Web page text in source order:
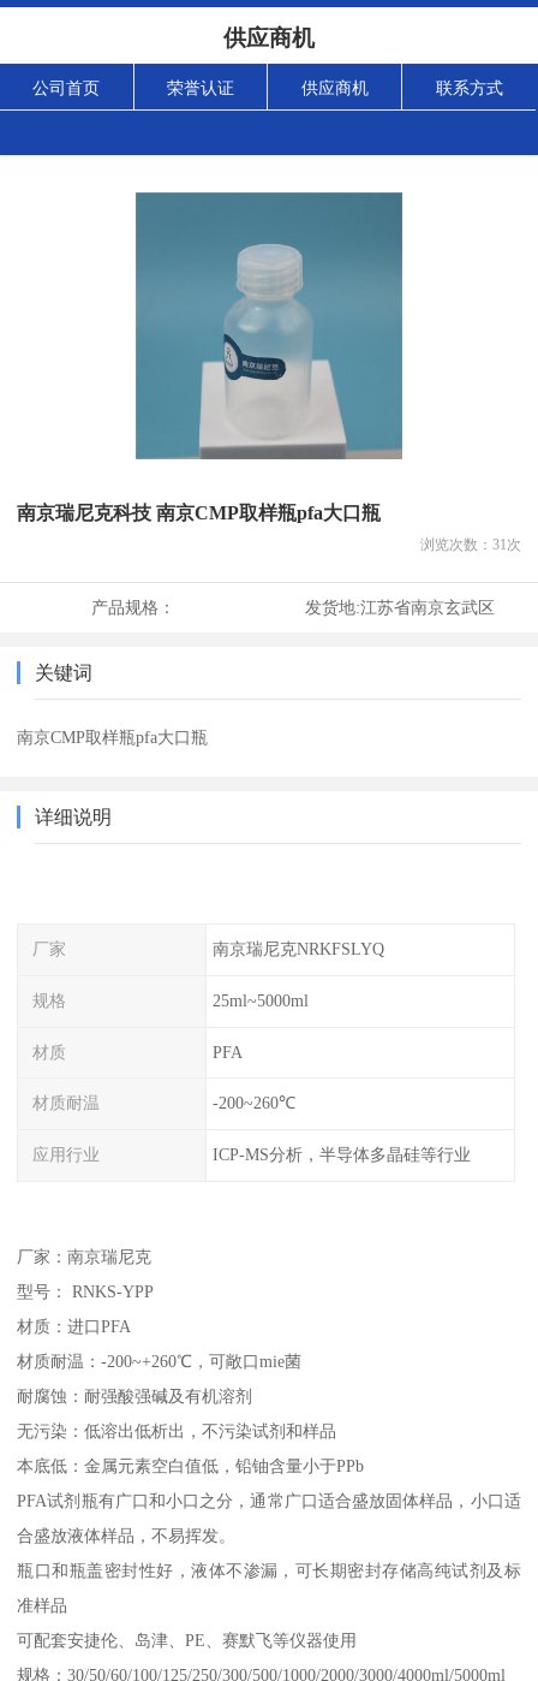
供应商机
公司首页 荣誉认证 供应商机 联系方式
南京瑞尼克科技 南京CMP取样瓶pfa大口瓶
浏览次数： 31次
产品规格： 发货地:江苏省南京玄武区
关键词
南京CMP取样瓶pfa大口瓶
详细说明
厂家 南京瑞尼克NRKFSLYQ
规格 25ml~5000ml
材质 PFA
材质耐温 -200~260℃
应用行业 ICP-MS分析，半导体多晶硅等行业
厂家：南京瑞尼克
型号： RNKS-YPP
材质：进口PFA
材质耐温：-200~+260℃，可敞口mie菌
耐腐蚀：耐强酸强碱及有机溶剂
无污染：低溶出低析出，不污染试剂和样品
本底低：金属元素空白值低，铅铀含量小于PPb
PFA试剂瓶有广口和小口之分，通常广口适合盛放固体样品，小口适
合盛放液体样品，不易挥发。
瓶口和瓶盖密封性好，液体不渗漏，可长期密封存储高纯试剂及标
准样品
可配套安捷伦、岛津、PE、赛默飞等仪器使用
规格：30/50/60/100/125/250/300/500/1000/2000/3000/4000ml/5000ml